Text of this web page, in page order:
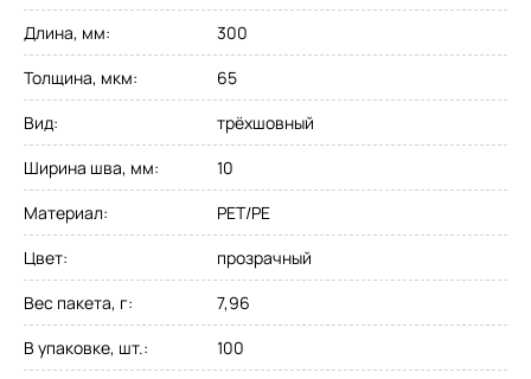
Длина, мм:
300
Толщина, мкм:
65
Вид:
трёхшовный
Ширина шва, мм:
10
Материал:
PET/PE
Цвет:
прозрачный
Вес пакета, г:
7,96
В упаковке, шт.:
100